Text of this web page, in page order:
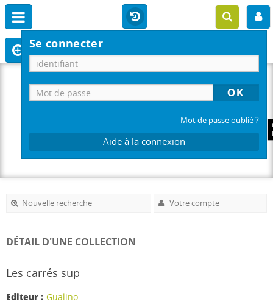
Se connecter
Mot de passe oublié ?
Aide à la connexion
Nouvelle recherche Votre compte
DÉTAIL D'UNE COLLECTION
Les carrés sup
Editeur : Gualino